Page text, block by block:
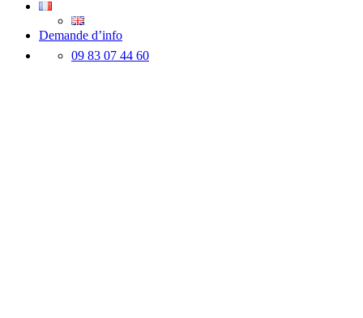
Demande d’info
09 83 07 44 60